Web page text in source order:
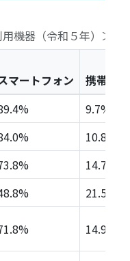
機器（令和５年）＞
マートフォン
携帯電話
9.7%
10.8%
14.7%
21.5%
14.9%